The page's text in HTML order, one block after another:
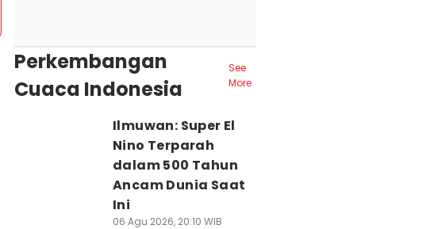
Perkembangan
Cuaca Indonesia
See
More
Ilmuwan: Super El
Nino Terparah
dalam 500 Tahun
Ancam Dunia Saat
Ini
06 Agu 2026, 20:10 WIB